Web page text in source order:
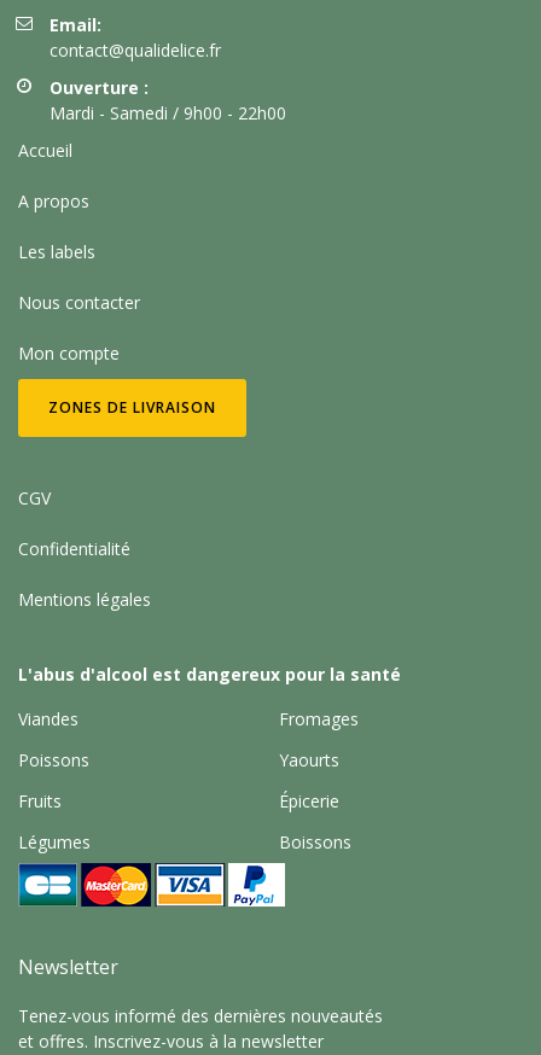
Email:
contact@qualidelice.fr
Ouverture :
Mardi - Samedi / 9h00 - 22h00
Accueil
A propos
Les labels
Nous contacter
Mon compte
ZONES DE LIVRAISON
CGV
Confidentialité
Mentions légales
L'abus d'alcool est dangereux pour la santé
Viandes
Poissons
Fruits
Légumes
Fromages
Yaourts
Épicerie
Boissons
Newsletter
Tenez-vous informé des dernières nouveautés
et offres. Inscrivez-vous à la newsletter